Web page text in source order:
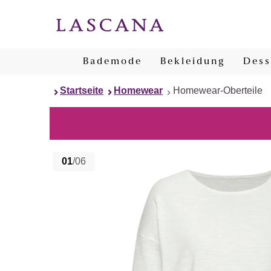
Bademode Bekleidung
Startseite Homewear Homewear-Oberteile
01/06